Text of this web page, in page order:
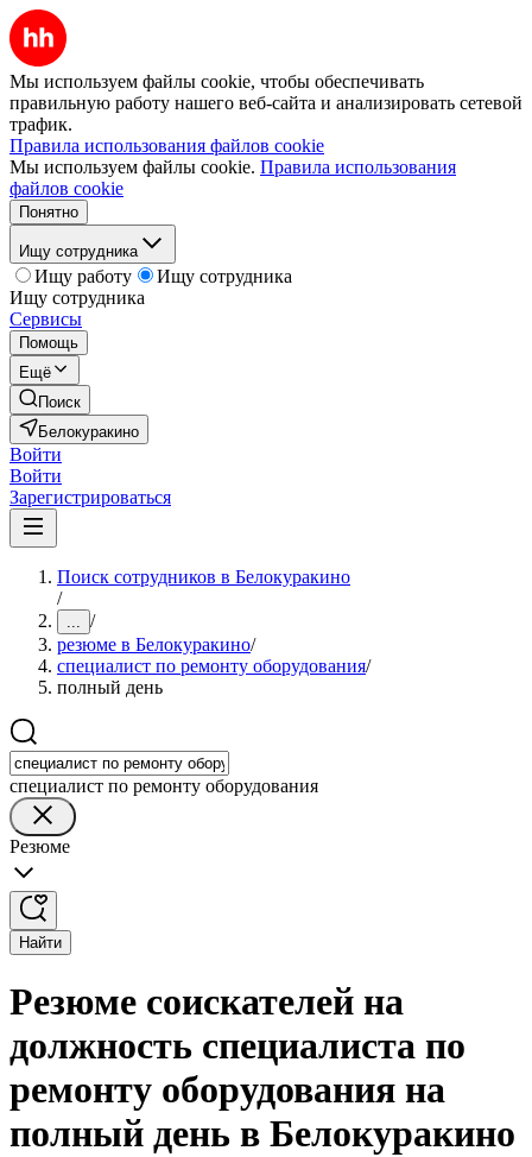
Мы используем файлы cookie, чтобы обеспечивать
правильную работу нашего веб-сайта и анализировать сетевой
трафик.
Правила использования файлов cookie
Мы используем файлы cookie. Правила использования
файлов cookie
Понятно
Ищу сотрудника
Ищу работу
Ищу сотрудника
Ищу сотрудника
Сервисы
Помощь
Ещё
Поиск
Белокуракино
Войти
Войти
Зарегистрироваться
Поиск сотрудников в Белокуракино
/
... /
резюме в Белокуракино/
специалист по ремонту оборудования/
полный день
специалист по ремонту оборудования
Резюме
Найти
Резюме соискателей на
должность специалиста по
ремонту оборудования на
полный день в Белокуракино